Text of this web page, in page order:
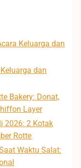
Keluarga dan
dan
Bakery: Donat,
Layer
2026: 2 Kotak
Rotte
Waktu Salat: